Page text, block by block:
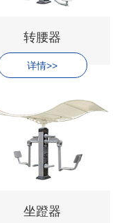
转腰器
详情>>
坐蹬器